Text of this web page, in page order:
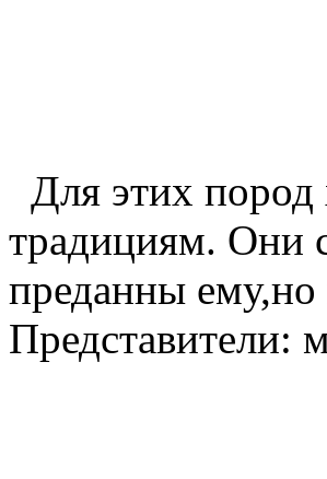
Для этих пород
традициям. Они
преданны
Представители: